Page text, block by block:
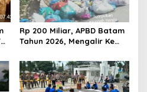
Rp 200 Miliar, APBD Batam
Tahun 2026, Mengalir Ke
Batam, Belum Berhasil
Bereskan Sampah